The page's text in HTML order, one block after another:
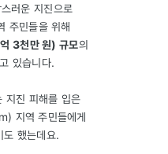
러운 지진으로
주민들을 위해
3천만 원) 규모의
있습니다.
지진 피해를 입은
지역 주민들에게
도 했는데요.